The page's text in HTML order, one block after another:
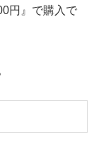
円』で購入で